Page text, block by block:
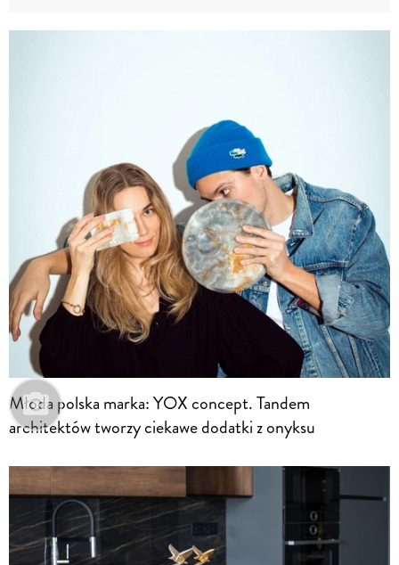
Młoda polska marka: YOX concept. Tandem
architektów tworzy ciekawe dodatki z onyksu